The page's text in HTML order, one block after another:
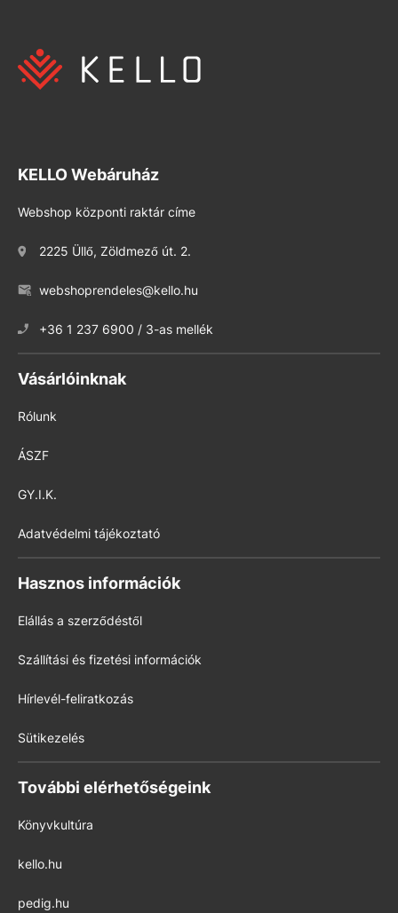
KELLO Webáruház
Webshop központi raktár címe
2225 Üllő, Zöldmező út. 2.
webshoprendeles@kello.hu
+36 1 237 6900 / 3-as mellék
Vásárlóinknak
Rólunk
ÁSZF
GY.I.K.
Adatvédelmi tájékoztató
Hasznos információk
Elállás a szerződéstől
Szállítási és fizetési információk
Hírlevél-feliratkozás
Sütikezelés
További elérhetőségeink
Könyvkultúra
kello.hu
pedig.hu